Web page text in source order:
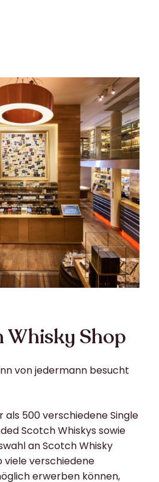
Whisky Shop
von jedermann besucht
500 verschiedene Single
Scotch Whiskys sowie
an Scotch Whisky
viele verschiedene
erwerben können,